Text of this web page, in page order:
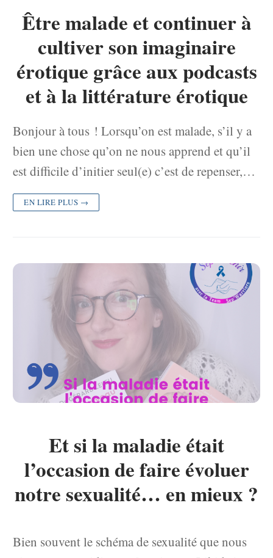
Être malade et continuer à
cultiver son imaginaire
érotique grâce aux podcasts
et à la littérature érotique
Bonjour à tous ! Lorsqu’on est malade, s’il y a
bien une chose qu’on ne nous apprend et qu’il
est difficile d’initier seul(e) c’est de repenser,…
EN LIRE PLUS →
Et si la maladie était
l’occasion de faire évoluer
notre sexualité… en mieux ?
Bien souvent le schéma de sexualité que nous